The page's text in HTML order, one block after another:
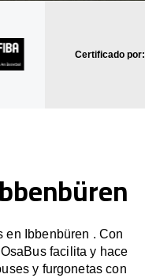
Certificado por:
en Ibbenbüren . Con
facilita y hace
y furgonetas con